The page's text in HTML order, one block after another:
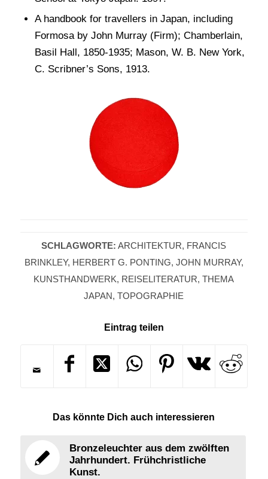
A handbook for travellers in Japan, including
Formosa by John Murray (Firm); Chamberlain,
Basil Hall, 1850-1935; Mason, W. B. New York,
C. Scribner’s Sons, 1913.
SCHLAGWORTE: ARCHITEKTUR, FRANCIS
BRINKLEY, HERBERT G. PONTING, JOHN MURRAY,
KUNSTHANDWERK, REISELITERATUR,THEMA
JAPAN,TOPOGRAPHIE
Eintrag teilen
Das könnte Dich auch interessieren
Bronzeleuchter aus dem zwölften
Jahrhundert. Frühchristliche
Kunst.